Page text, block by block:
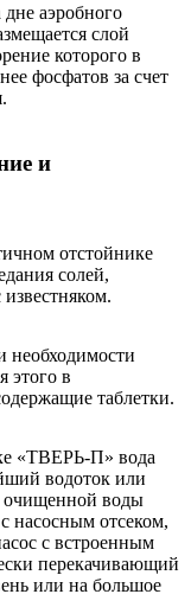
аэробного
слой
которого в
фосфатов за счет
и
отстойнике
солей,
необходимости
этого в
таблетки.
«ТВЕРЬ-П» вода
водоток или
очищенной воды
насосным отсеком,
с встроенным
перекачивающий
или на большое